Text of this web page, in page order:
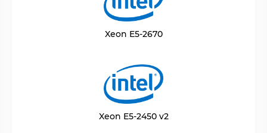
Xeon E5-2670
Xeon E5-2450 v2